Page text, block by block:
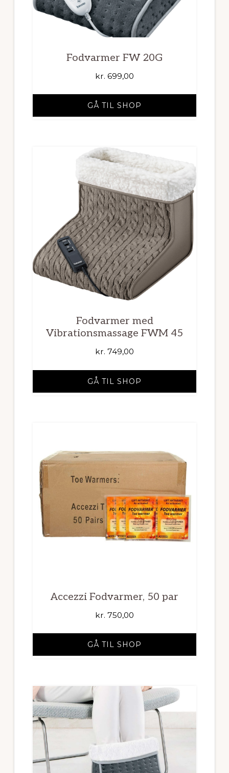
Fodvarmer FW 20G
kr. 699,00
GÅ TIL SHOP
Fodvarmer med
Vibrationsmassage FWM 45
kr. 749,00
GÅ TIL SHOP
Accezzi Fodvarmer, 50 par
kr. 750,00
GÅ TIL SHOP